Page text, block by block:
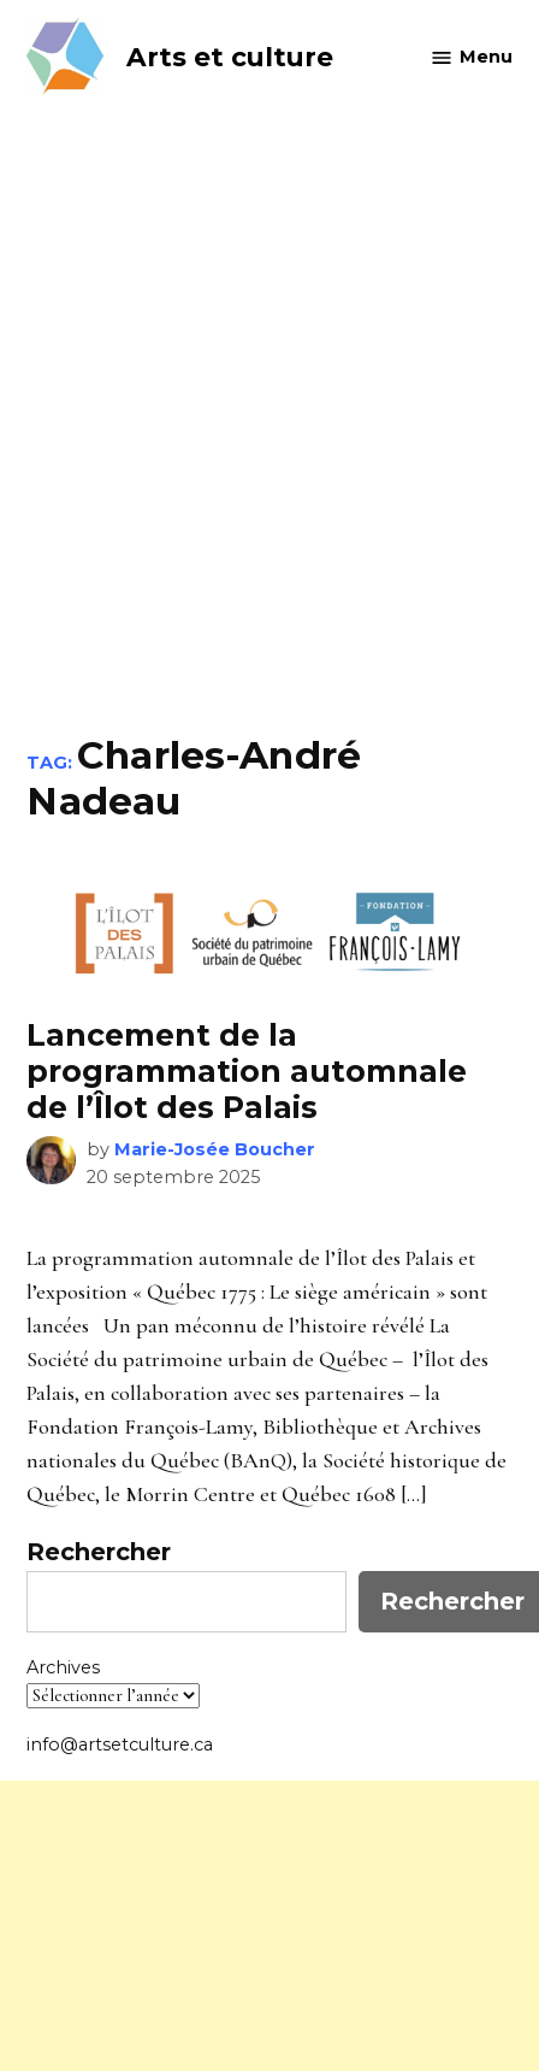
content
Arts et culture Menu
TAG: Charles-André
Nadeau
Lancement de la
programmation automnale
de l’Îlot des Palais
by Marie-Josée Boucher
20 septembre 2025
La programmation automnale de l’Îlot des Palais et
l’exposition « Québec 1775 : Le siège américain » sont
lancées Un pan méconnu de l’histoire révélé La
Société du patrimoine urbain de Québec – l’Îlot des
Palais, en collaboration avec ses partenaires – la
Fondation François-Lamy, Bibliothèque et Archives
nationales du Québec (BAnQ), la Société historique de
Québec, le Morrin Centre et Québec 1608 […]
Rechercher
Rechercher
Archives
info@artsetculture.ca